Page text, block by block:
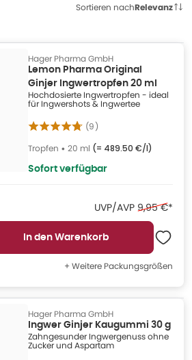
Sortieren nachRelevanz
Hager Pharma GmbH
Lemon Pharma Original
Ginjer Ingwertropfen 20 ml
Hochdosierte Ingwertropfen - ideal
für Ingwershots & Ingwertee
(9)
Tropfen • 20 ml (= 489.50 €/l)
Sofort verfügbar
UVP/AVP Ehemaliger
9,95 €*
In den Warenkorb
+ Weitere Packungsgrößen
Hager Pharma GmbH
Ingwer Ginjer Kaugummi 30 g
Zahngesunder Ingwergenuss ohne
Zucker und Aspartam